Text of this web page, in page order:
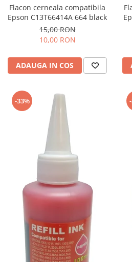
Flacon cerneala compatibila
Epson C13T66414A 664 black
15,00 RON
10,00 RON
ADAUGA IN COS
-33%